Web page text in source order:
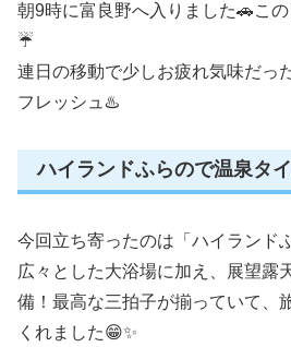
朝9時に富良野へ入りました🚗こ
☔️
連日の移動で少しお疲れ気味だっ
フレッシュ♨️
ハイランドふらので温泉タ
今回立ち寄ったのは「ハイランド
広々とした大浴場に加え、展望露
備！最高な三拍子が揃っていて、
くれました😁✨